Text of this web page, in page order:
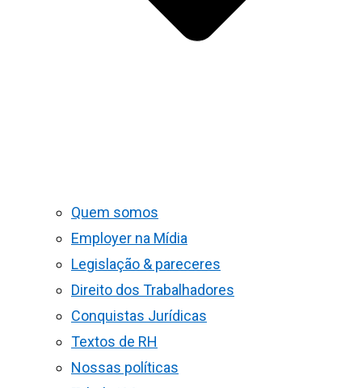
Quem somos
Employer na Mídia
Legislação & pareceres
Direito dos Trabalhadores
Conquistas Jurídicas
Textos de RH
Nossas políticas